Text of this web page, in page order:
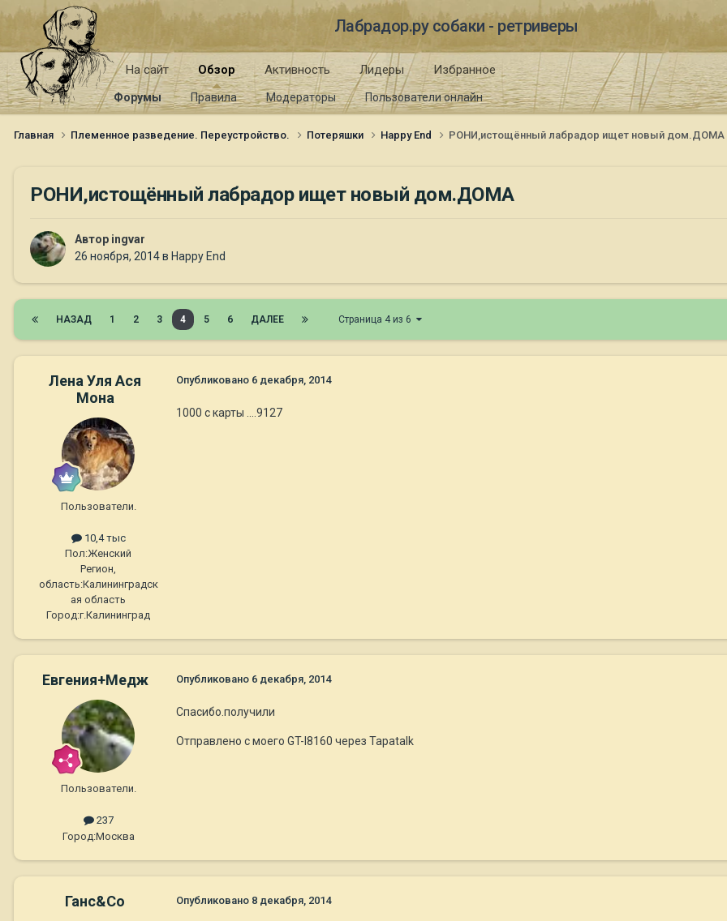
Лабрадор.ру собаки - ретриверы
На сайт Обзор
Форумы Правила Модераторы Пользователи онлайн
Активность Лидеры Избранное
Главная Племенное разведение. Переустройство. Потеряшки Happy End РОНИ,истощённый лабрадор ищет новый дом.ДОМА
РОНИ,истощённый лабрадор ищет новый дом.ДОМА
Автор ingvar
26 ноября, 2014в Happy End
НАЗАД 1 2 3 4 5 6 ДАЛЕЕ Страница 4 из 6
Лена Уля Ася
Мона
Пользователи.
10,4 тыс
Пол:Женский
Регион,
область:Калининградск
ая область
Город:г.Калининград
Опубликовано 6 декабря, 2014
1000 с карты ....9127
Евгения+Медж
Пользователи.
237
Город:Москва
Опубликовано 6 декабря, 2014
Спасибо.получили
Отправлено с моего GT-I8160 через Tapatalk
Ганс&Co Опубликовано 8 декабря, 2014